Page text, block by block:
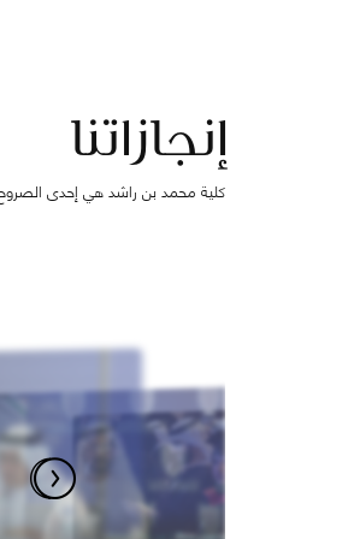
إنجازاتنا
كلية محمد بن راشد هي إحدى الصروح
20 فبراير 2014